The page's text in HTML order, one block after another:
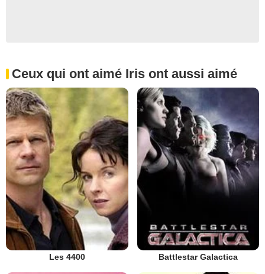
Ceux qui ont aimé Iris ont aussi aimé
Les 4400 Battlestar Galactica